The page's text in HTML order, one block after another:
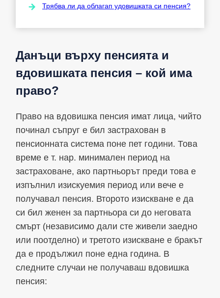
Трябва ли да облагап удовишката си пенсия?
Данъци върху пенсията и
вдовишката пенсия – кой има
право?
Право на вдовишка пенсия имат лица, чийто
починал съпруг е бил застрахован в
пенсионната система поне пет години. Това
време е т. нар. минимален период на
застраховане, ако партньорът преди това е
изпълнил изискуемия период или вече е
получавал пенсия. Второто изискване е да
си бил женен за партньора си до неговата
смърт (независимо дали сте живели заедно
или поотделно) и третото изискване е бракът
да е продължил поне една година. В
следните случаи не получаваш вдовишка
пенсия: